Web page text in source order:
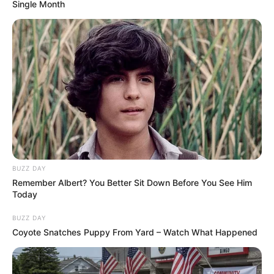
Scientists Happened Upon The Most Terrifying
Discovery
BRAINBERRIES